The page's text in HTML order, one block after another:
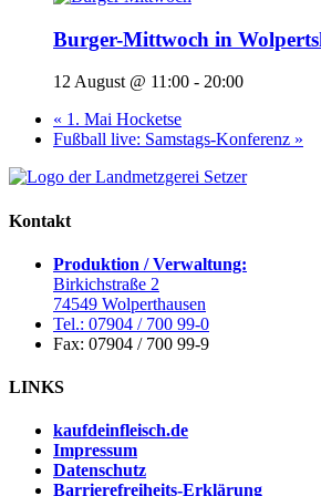
Burger-Mittwoch in
12 August @ 11:00 - 20:00
« 1. Mai Hocketse
Fußball live: Samstags-Konferenz »
Kontakt
Produktion / Verwaltung:
Birkichstraße 2
74549 Wolperthausen
Tel.: 07904 / 700 99-0
Fax: 07904 / 700 99-9
LINKS
kaufdeinfleisch.de
Impressum
Datenschutz
Barrierefreiheits-Erklärung